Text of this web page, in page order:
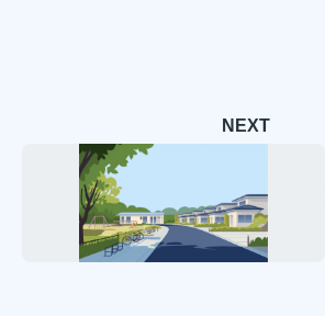
NEXT